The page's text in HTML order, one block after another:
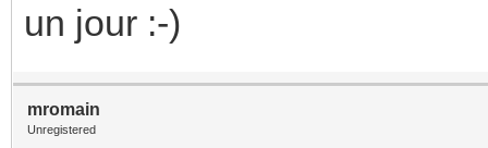
un jour :-)
mromain
Unregistered